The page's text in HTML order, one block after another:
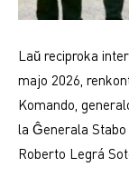
Laŭ reciproka
majo 2026,
Komando,
la Ĝenerala
Roberto Legrá